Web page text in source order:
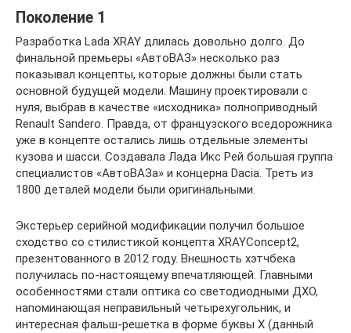
Поколение 1
Разработка Lada XRAY длилась довольно долго. До
финальной премьеры «АвтоВАЗ» несколько раз
показывал концепты, которые должны были стать
основной будущей модели. Машину проектировали с
нуля, выбрав в качестве «исходника» полноприводный
Renault Sandero. Правда, от французского вседорожника
уже в концепте остались лишь отдельные элементы
кузова и шасси. Создавала Лада Икс Рей большая группа
специалистов «АвтоВАЗа» и концерна Dacia. Треть из
1800 деталей модели были оригинальными.
Экстерьер серийной модификации получил большое
сходство со стилистикой концепта XRAYConcept2,
презентованного в 2012 году. Внешность хэтчбека
получилась по-настоящему впечатляющей. Главными
особенностями стали оптика со светодиодными ДХО,
напоминающая неправильный четырехугольник, и
интересная фальш-решетка в форме буквы Х (данный